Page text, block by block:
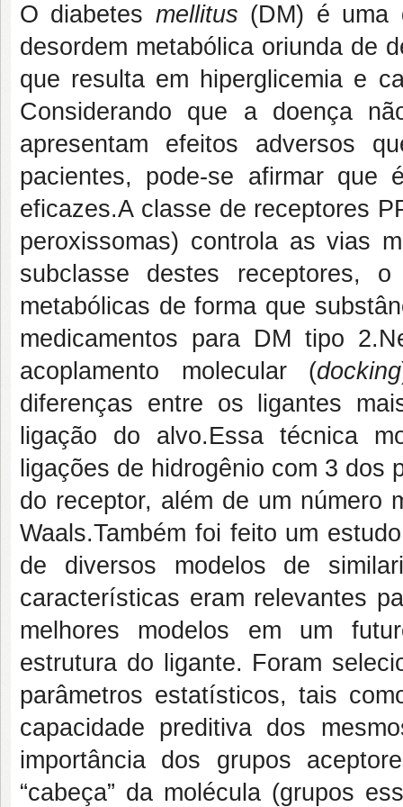
O diabetes mellitus (DM) é uma
desordem metabólica oriunda de
que resulta em hiperglicemia e
Considerando que a doença
apresentam efeitos adversos
pacientes, pode-se afirmar que
eficazes.A classe de receptores
peroxissomas) controla as vias
subclasse destes receptores,
metabólicas de forma que
medicamentos para DM tipo
acoplamento molecular (docking
diferenças entre os ligantes
ligação do alvo.Essa técnica
ligações de hidrogênio com 3
do receptor, além de um número
Waals.Também foi feito um
de diversos modelos de
características eram relevantes
melhores modelos em um
estrutura do ligante. Foram
parâmetros estatísticos, tais
capacidade preditiva dos
importância dos grupos
“cabeça” da molécula (grupos